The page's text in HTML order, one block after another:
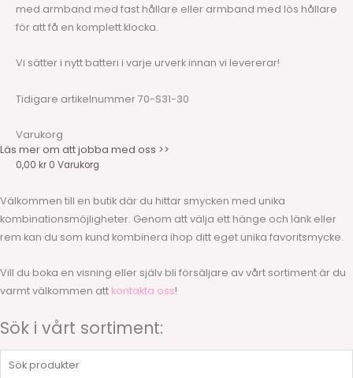
med armband med fast hållare eller armband med lös hållare
för att få en komplett klocka.
Vi sätter i nytt batteri i varje urverk innan vi levererar!
Tidigare artikelnummer 70-S31-30
Varukorg
Läs mer om att jobba med oss >>
0,00 kr 0 Varukorg
Välkommen till en butik där du hittar smycken med unika
kombinationsmöjligheter. Genom att välja ett hänge och länk eller
rem kan du som kund kombinera ihop ditt eget unika favoritsmycke.
Vill du boka en visning eller själv bli försäljare av vårt sortiment är du
varmt välkommen att kontakta oss!
Sök i vårt sortiment: